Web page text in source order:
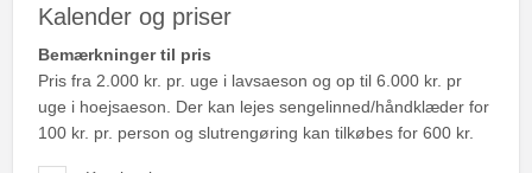
Kalender og priser
Bemærkninger til pris
Pris fra 2.000 kr. pr. uge i lavsaeson og op til 6.000 kr. pr
uge i hoejsaeson. Der kan lejes sengelinned/håndklæder for
100 kr. pr. person og slutrengøring kan tilkøbes for 600 kr.